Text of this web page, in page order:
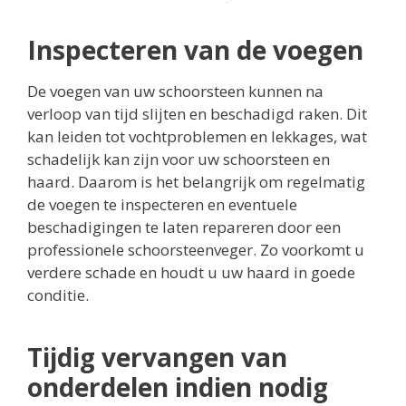
Inspecteren van de voegen
De voegen van uw schoorsteen kunnen na
verloop van tijd slijten en beschadigd raken. Dit
kan leiden tot vochtproblemen en lekkages, wat
schadelijk kan zijn voor uw schoorsteen en
haard. Daarom is het belangrijk om regelmatig
de voegen te inspecteren en eventuele
beschadigingen te laten repareren door een
professionele schoorsteenveger. Zo voorkomt u
verdere schade en houdt u uw haard in goede
conditie.
Tijdig vervangen van
onderdelen indien nodig